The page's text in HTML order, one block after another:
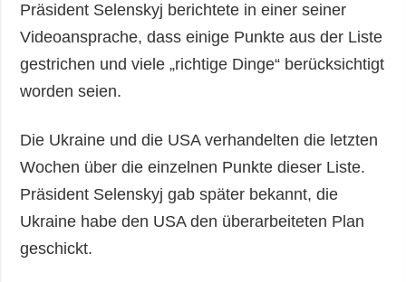
Präsident Selenskyj berichtete in einer seiner
Videoansprache, dass einige Punkte aus der Liste
gestrichen und viele „richtige Dinge“ berücksichtigt
worden seien.
Die Ukraine und die USA verhandelten die letzten
Wochen über die einzelnen Punkte dieser Liste.
Präsident Selenskyj gab später bekannt, die
Ukraine habe den USA den überarbeiteten Plan
geschickt.